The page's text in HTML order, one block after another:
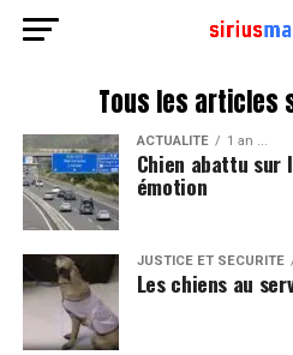
Tous les articles
ACTUALITÉ 1 an ...
Chien abattu sur
émotion
JUSTICE ET SÉCURITÉ
Les chiens au